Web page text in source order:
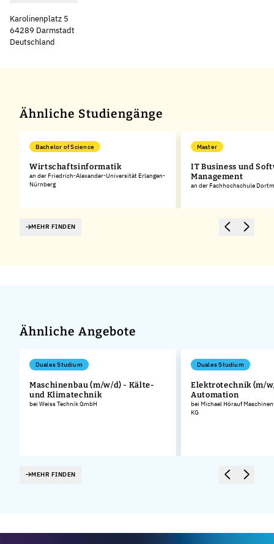
Karolinenplatz 5
64289 Darmstadt
Deutschland
Ähnliche Studiengänge
Bachelor of Science
Wirtschaftsinformatik
an der Friedrich-Alexander-Universität Erlangen-
Nürnberg
Master
IT Business und
Management
an der Fachhochschule
MEHR FINDEN
Ähnliche Angebote
Duales Studium
Maschinenbau (m/w/d) - Kälte-
und Klimatechnik
bei Weiss Technik GmbH
Duales Studium
Elektrotechnik (m/
Automation
bei Michael Hörauf
KG
MEHR FINDEN